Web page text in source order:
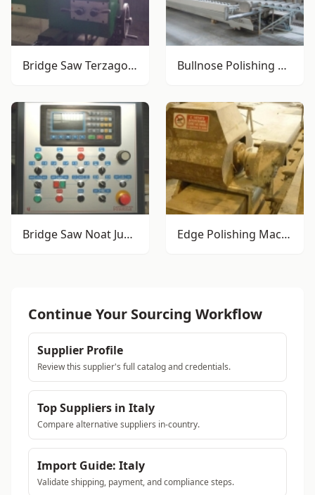
Bridge Saw Terzago F30 Bullnose Polishing Machine Comandulli Syntesys T10
Bridge Saw Noat Junior Edge Polishing Machine with bench Comandulli
Continue Your Sourcing Workflow
Supplier Profile
Review this supplier's full catalog and credentials.
Top Suppliers in Italy
Compare alternative suppliers in-country.
Import Guide: Italy
Validate shipping, payment, and compliance steps.